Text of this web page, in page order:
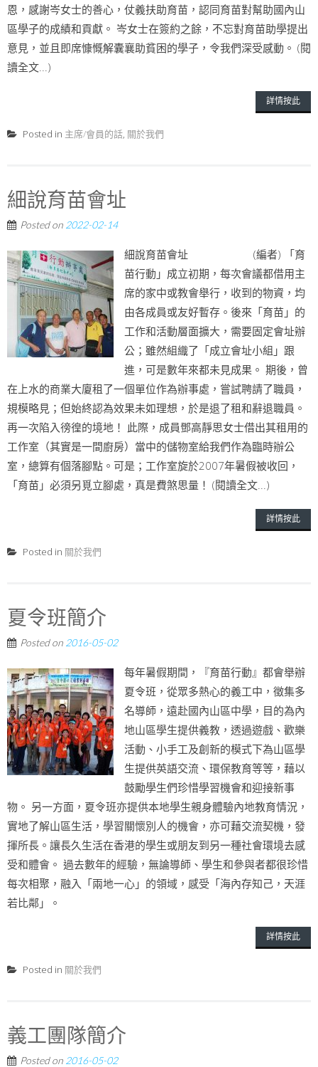
恩，感謝岑女士的善心，仗義扶助育苗，認同育苗對幫助國內山
區學子的成績和貢獻。 岑女士在簽約之餘，不忘對育苗助學提出
意見，並且即席慷慨解囊襄助貧困的學子，令我們深受感動。 (閱
讀全文...)
詳情按此
Posted in 主席/會員的話, 關於我們
細說育苗會址
Posted on 2022-02-14
細說育苗會址 (編者) 「育
苗行動」成立初期，每次會議都借用主
席的家中或教會舉行，收到的物資，均
由各成員或友好暫存。後來「育苗」的
工作和活動層面擴大，需要固定會址辦
公；雖然組織了「成立會址小組」跟
進，可是數年來都未見成果。 期後，曾
在上水的商業大廈租了一個單位作為辦事處，嘗試聘請了職員，
規模略見；但始終認為效果未如理想，於是退了租和辭退職員。
再一次陷入徬徨的境地！ 此際，成員鄧高靜思女士借出其租用的
工作室（其實是一間廚房）當中的儲物室給我們作為臨時辦公
室，總算有個落腳點。可是；工作室旋於2007年暑假被收回，
「育苗」必須另覓立腳處，真是費煞思量！ (閱讀全文...)
詳情按此
Posted in 關於我們
夏令班簡介
Posted on 2016-05-02
每年暑假期間，『育苗行動』都會舉辦
夏令班，從眾多熱心的義工中，徵集多
名導師，遠赴國內山區中學，目的為內
地山區學生提供義教，透過遊戲、歡樂
活動、小手工及創新的模式下為山區學
生提供英語交流、環保教育等等，藉以
鼓勵學生們珍惜學習機會和迎接新事
物。 另一方面，夏令班亦提供本地學生親身體驗內地教育情況，
實地了解山區生活，學習關懷別人的機會，亦可藉交流契機，發
揮所長。讓長久生活在香港的學生或朋友到另一種社會環境去感
受和體會。 過去數年的經驗，無論導師、學生和參與者都很珍惜
每次相聚，融入「兩地一心」的領域，感受「海內存知己，天涯
若比鄰」。
詳情按此
Posted in 關於我們
義工團隊簡介
Posted on 2016-05-02